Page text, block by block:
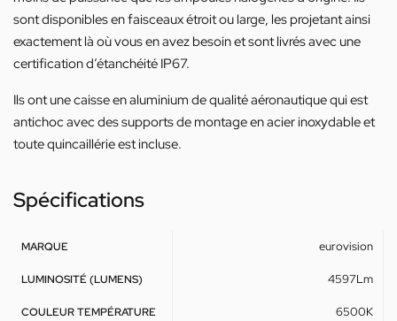
sont disponibles en faisceaux étroit ou large, les projetant ainsi
exactement là où vous en avez besoin et sont livrés avec une
certification d’étanchéité IP67.
Ils ont une caisse en aluminium de qualité aéronautique qui est
antichoc avec des supports de montage en acier inoxydable et
toute quincaillérie est incluse.
Spécifications
MARQUE eurovision
LUMINOSITÉ (LUMENS) 4597Lm
COULEUR TEMPÉRATURE 6500K